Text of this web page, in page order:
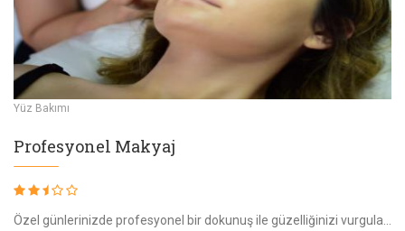
Yüz Bakımı
Profesyonel Makyaj